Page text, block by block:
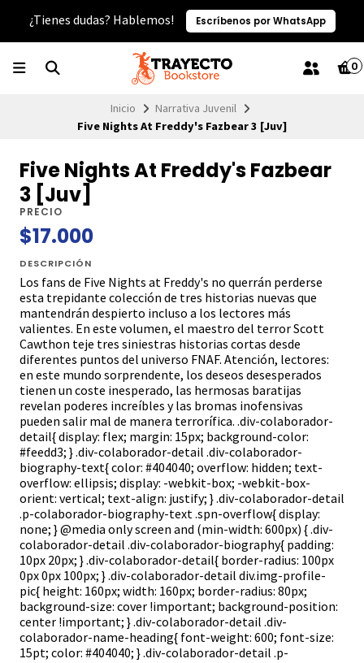
¿Tienes dudas? Hablemos! Escríbenos por WhatsApp
0
Inicio
Narrativa Juvenil
Five Nights At Freddy's Fazbear 3 [Juv]
Five Nights At Freddy's Fazbear
3 [Juv]
PRECIO
$17.000
DESCRIPCIÓN
Los fans de Five Nights at Freddy's no querrán perderse
esta trepidante colección de tres historias nuevas que
mantendrán despierto incluso a los lectores más
valientes. En este volumen, el maestro del terror Scott
Cawthon teje tres siniestras historias cortas desde
diferentes puntos del universo FNAF. Atención, lectores:
en este mundo sorprendente, los deseos desesperados
tienen un coste inesperado, las hermosas baratijas
revelan poderes increíbles y las bromas inofensivas
pueden salir mal de manera terrorífica. .div-colaborador-
detail{ display: flex; margin: 15px; background-color:
#feedd3; } .div-colaborador-detail .div-colaborador-
biography-text{ color: #404040; overflow: hidden; text-
overflow: ellipsis; display: -webkit-box; -webkit-box-
orient: vertical; text-align: justify; } .div-colaborador-detail
.p-colaborador-biography-text .spn-overflow{ display:
none; } @media only screen and (min-width: 600px) { .div-
colaborador-detail .div-colaborador-biography{ padding:
10px 20px; } .div-colaborador-detail{ border-radius: 100px
0px 0px 100px; } .div-colaborador-detail div.img-profile-
pic{ height: 160px; width: 160px; border-radius: 80px;
background-size: cover !important; background-position:
center !important; } .div-colaborador-detail .div-
colaborador-name-heading{ font-weight: 600; font-size:
15pt; color: #404040; } .div-colaborador-detail .p-